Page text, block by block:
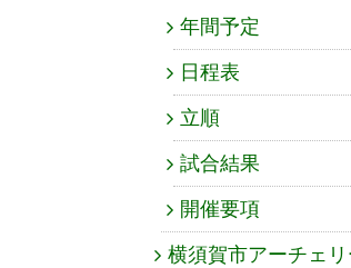
年間予定
日程表
立順
試合結果
開催要項
横須賀市アーチェ